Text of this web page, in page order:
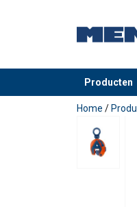
Producten
Home /